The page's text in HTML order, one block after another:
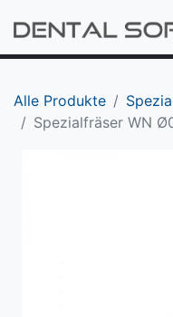
Alle Produkte
Spezialfräser WN